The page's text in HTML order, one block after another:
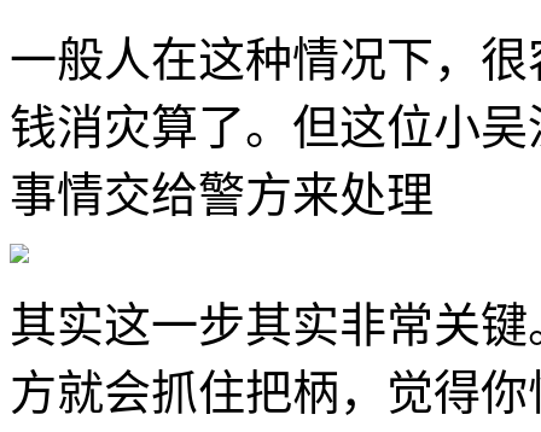
一般人在这种情况下，
钱消灾算了。但这位小
事情交给警方来处理
其实这一步其实非常关
方就会抓住把柄，觉得